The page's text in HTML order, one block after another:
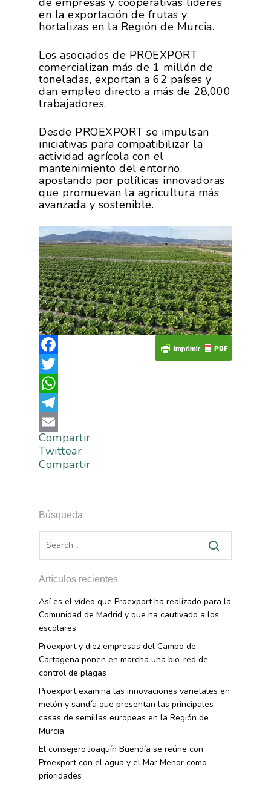
en la exportación de frutas y
hortalizas en la Región de Murcia.
Los asociados de PROEXPORT
comercializan más de 1 millón de
toneladas, exportan a 62 países y
dan empleo directo a más de 28,000
trabajadores.
Desde PROEXPORT se impulsan
iniciativas para compatibilizar la
actividad agrícola con el
mantenimiento del entorno,
apostando por políticas innovadoras
que promuevan la agricultura más
avanzada y sostenible.
Facebook
Twitter
WhatsApp
Telegram
Email
Compartir
Twittear
Compartir
Búsqueda
Artículos recientes
Así es el vídeo que Proexport ha realizado para la
Comunidad de Madrid y que ha cautivado a los
escolares.
Proexport y diez empresas del Campo de
Cartagena ponen en marcha una bio-red de
control de plagas
Proexport examina las innovaciones varietales en
melón y sandía que presentan las principales
casas de semillas europeas en la Región de
Murcia
El consejero Joaquín Buendía se reúne con
Proexport con el agua y el Mar Menor como
prioridades
Servicios
Forma Parte De
Agua
Calidad Y Seguridad
Alimentaria
Innovación
Internacionalización
Nutrición Y Salud
Opinión
RSC
Comunicación 2024
Histórico
Exportaciones 2019
Exportaciones 2017
Exportaciones 2015
Empleo Y
Formación
Bolsa De Empleo
Formación
Iniciativas
Modificación Ley Mar
Proyectos Destacados
Promoción De La
Alimentación
Campañas De
Concurso
Nuves. Nutrición
Sostenible
I+S PRO
Sostenibilidad
Innovación
Videos
Contacto
Intranet